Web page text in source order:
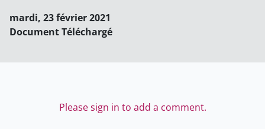
mardi, 23 février 2021
Document Téléchargé
Please sign in to add a comment.